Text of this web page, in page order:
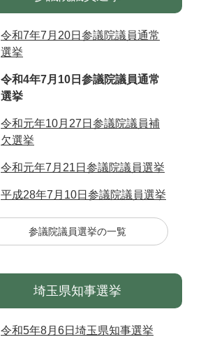
令和7年7月20日参議院議員通常
選挙
令和4年7月10日参議院議員通常
選挙
令和元年10月27日参議院議員補
欠選挙
令和元年7月21日参議院議員選挙
平成28年7月10日参議院議員選挙
参議院議員選挙の一覧
埼玉県知事選挙
令和5年8月6日埼玉県知事選挙